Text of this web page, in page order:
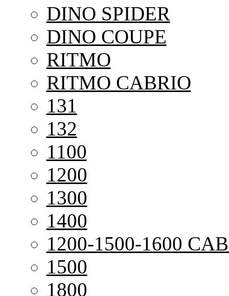
DINO SPIDER
DINO COUPE
RITMO
RITMO CABRIO
131
132
1100
1200
1300
1400
1200-1500-1600
1500
1800